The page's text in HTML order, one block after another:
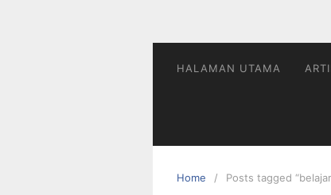
HALAMAN UTAMA
Home Posts tagged